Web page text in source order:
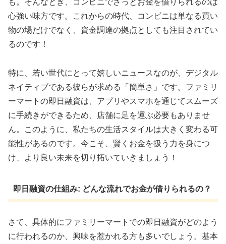
も。そんなとき、コンビニでさっとお金を借りられるのは
心強い味方です。これからの時代、コンビニは単なる買い
物の場だけでなく、資金調達の拠点としても注目されてい
るのです！
特に、若い世代にとって嬉しいニュースなのが、デジタル
ネイティブである彼らが求める「簡単さ」です。ファミリ
ーマートの即日融資は、アプリやスマホを通じてスムーズ
に手続きができるため、店舗に足を運ぶ必要もありませ
ん。このように、私たちの生活スタイルは大きく変わる可
能性があるのです。今こそ、賢くお金を扱う力を身につ
け、より良い未来を切り拓いていきましょう！
即日融資の仕組み: どんな流れでお金が借りられるの？
さて、具体的にファミリーマートでの即日融資がどのよう
に行われるのか、興味を惹かれる方も多いでしょう。基本